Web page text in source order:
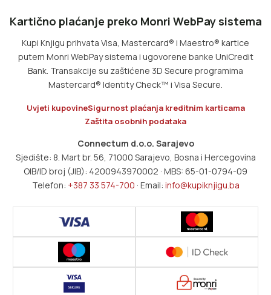
Kartično plaćanje preko Monri WebPay sistema
Kupi Knjigu prihvata Visa, Mastercard® i Maestro® kartice
putem Monri WebPay sistema i ugovorene banke UniCredit
Bank. Transakcije su zaštićene 3D Secure programima
Mastercard® Identity Check™ i Visa Secure.
Uvjeti kupovineSigurnost plaćanja kreditnim karticama
Zaštita osobnih podataka
Connectum d.o.o. Sarajevo
Sjedište: 8. Mart br. 56, 71000 Sarajevo, Bosna i Hercegovina
OIB/ID broj (JIB): 4200943970002 · MBS: 65-01-0794-09
Telefon: +387 33 574-700 · Email: info@kupiknjigu.ba